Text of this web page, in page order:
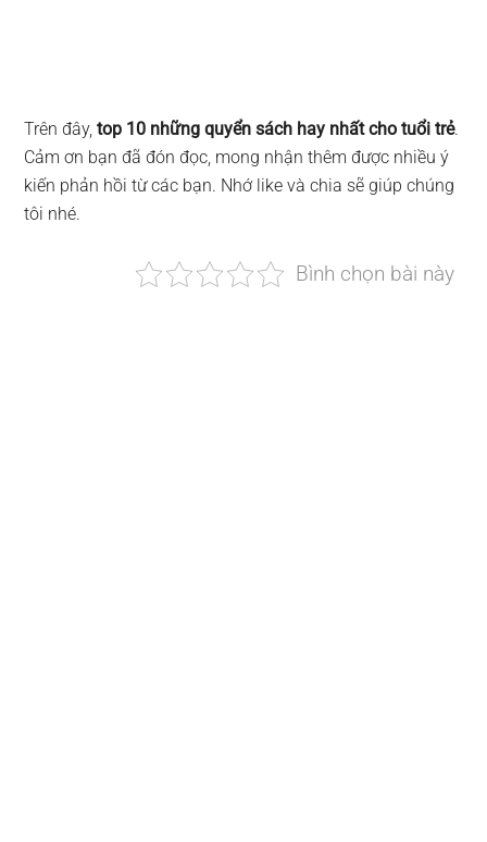
Trên đây,top 10 những quyển sách hay nhất cho tuổi trẻ.
Cảm ơn bạn đã đón đọc, mong nhận thêm được nhiều ý
kiến phản hồi từ các bạn. Nhớ like và chia sẽ giúp chúng
tôi nhé.
Bình chọn bài này